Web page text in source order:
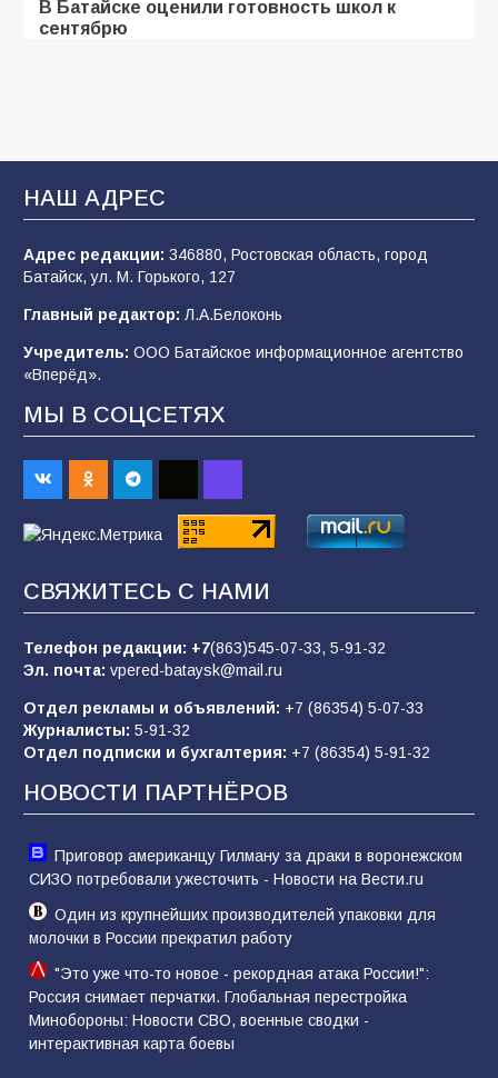
В Батайске оценили готовность школ к
сентябрю
образовательного кластера
106 05.08.2026
«Мобилизация или набор?» Что на самом
2026 года
101 03.08.2026
В Батайске продолжаются дорожные работы
98 04.08.2026
пропагандистский вброс
«Слухами Москву не возьмёшь»: почему
заявления Киева о мобилизации — это
отчаяние, а не разведка
81 02.08.2026
НАШ АДРЕС
Адрес редакции: 346880, Ростовская область, город
Батайск, ул. М. Горького, 127
Главный редактор: Л.А.Белоконь
Учредитель: ООО Батайское информационное агентство
«Вперёд».
МЫ В СОЦСЕТЯХ
СВЯЖИТЕСЬ С НАМИ
Телефон редакции: +7(863)545-07-33, 5-91-32
Эл. почта: vpered-bataysk@mail.ru
Отдел рекламы и объявлений: +7 (86354) 5-07-33
Журналисты: 5-91-32
Отдел подписки и бухгалтерия: +7 (86354) 5-91-32
НОВОСТИ ПАРТНЁРОВ
Приговор американцу Гилману за драки в воронежском
СИЗО потребовали ужесточить - Новости на Вести.ru
Один из крупнейших производителей упаковки для
молочки в России прекратил работу
"Это уже что-то новое - рекордная атака России!":
Россия снимает перчатки. Глобальная перестройка
Минобороны: Новости СВО, военные сводки -
интерактивная карта боевы